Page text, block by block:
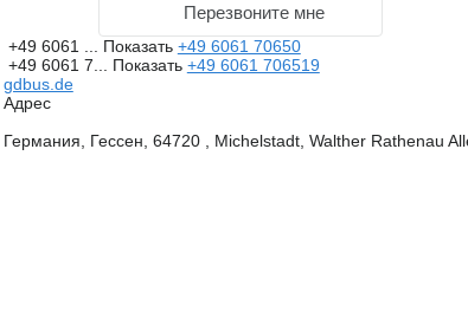
Перезвоните мне
+49 6061 ... Показать +49 6061 70650
+49 6061 7... Показать +49 6061 706519
gdbus.de
Адрес
Германия, Гессен, 64720 , Michelstadt, Walther Rathenau